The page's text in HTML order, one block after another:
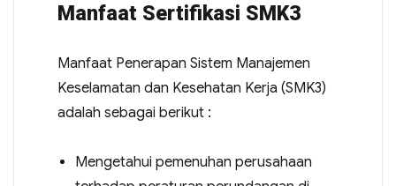
Manfaat Sertifikasi SMK3
Manfaat Penerapan Sistem Manajemen
Keselamatan dan Kesehatan Kerja (SMK3)
adalah sebagai berikut :
Mengetahui pemenuhan perusahaan